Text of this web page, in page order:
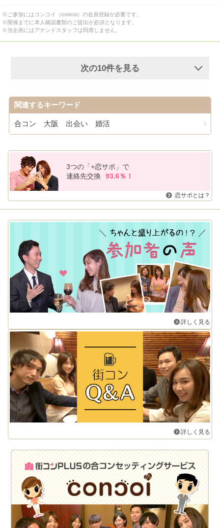
※ご参加にはコンコイ（concoi）の会員登録が必要です。
※開催までに本人確認書類のご提出が必須となります。
※当企画にはアテンドスタッフは同席しません。
次の10件を見る
関連するキーワード
合コン 大阪 出会い 婚活
3つの「+恋サポ」で
連絡先交換
93.6％！
恋サポとは？
詳しく見る
詳しく見る